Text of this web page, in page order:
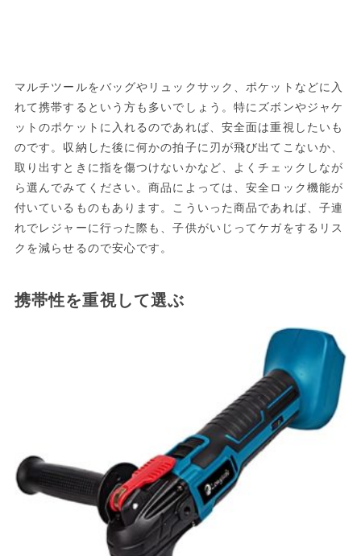
マルチツールをバッグやリュックサック、ポケットなどに入
れて携帯するという方も多いでしょう。特にズボンやジャケ
ットのポケットに入れるのであれば、安全面は重視したいも
のです。収納した後に何かの拍子に刃が飛び出てこないか、
取り出すときに指を傷つけないかなど、よくチェックしなが
ら選んでみてください。商品によっては、安全ロック機能が
付いているものもあります。こういった商品であれば、子連
れでレジャーに行った際も、子供がいじってケガをするリス
クを減らせるので安心です。
携帯性を重視して選ぶ